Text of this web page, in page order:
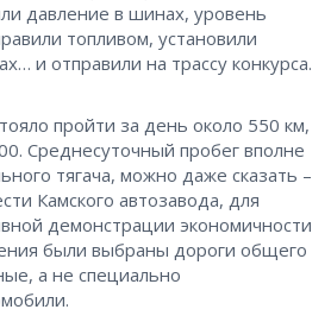
давление в шинах, уровень
топливом, установили
и отправили на трассу конкурса.
пройти за день около 550 км,
Среднесуточный пробег вполне
тягача, можно даже сказать –
Камского автозавода, для
демонстрации экономичности
были выбраны дороги общего
а не специально